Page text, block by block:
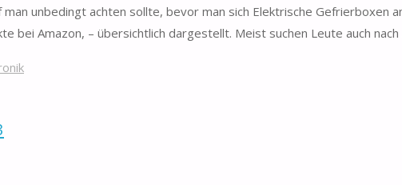
unbedingt achten sollte, bevor man sich Elektrische Gefrierboxen
bei Amazon, – übersichtlich dargestellt. Meist suchen Leute auch